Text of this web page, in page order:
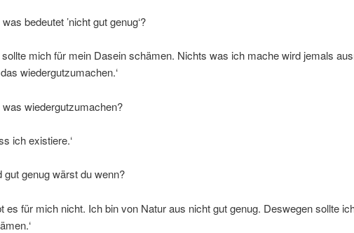
bedeutet ’nicht gut genug‘?
sollte mich für mein Dasein schämen. Nichts was ich mache wird jemals
wiedergutzumachen.‘
was wiedergutzumachen?
ich existiere.‘
gut genug wärst du wenn?
es für mich nicht. Ich bin von Natur aus nicht gut genug. Deswegen sollte